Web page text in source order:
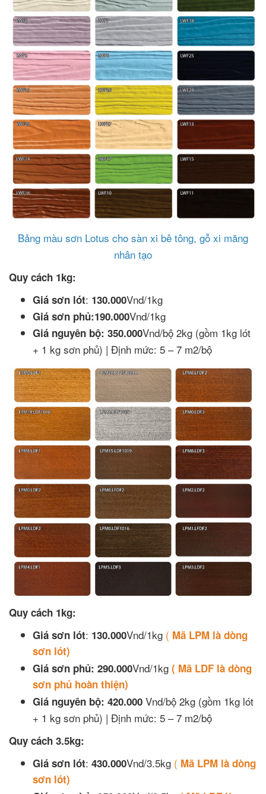
Bảng màu sơn Lotus cho sàn xi bê tông, gỗ xi măng
nhân tạo
Quy cách 1kg:
Giá sơn lót: 130.000Vnd/1kg
Giá sơn phủ:190.000Vnd/1kg
Giá nguyên bộ: 350.000Vnd/bộ 2kg (gồm 1kg lót
+ 1 kg sơn phủ) | Định mức: 5 – 7 m2/bộ
Quy cách 1kg:
Giá sơn lót: 130.000Vnd/1kg ( Mã LPM là dòng
sơn lót)
Giá sơn phủ: 290.000Vnd/1kg ( Mã LDF là dòng
sơn phủ hoàn thiện)
Giá nguyên bộ: 420.000 Vnd/bộ 2kg (gồm 1kg lót
+ 1 kg sơn phủ) | Định mức: 5 – 7 m2/bộ
Quy cách 3.5kg:
Giá sơn lót: 430.000Vnd/3.5kg ( Mã LPM là dòng
sơn lót)